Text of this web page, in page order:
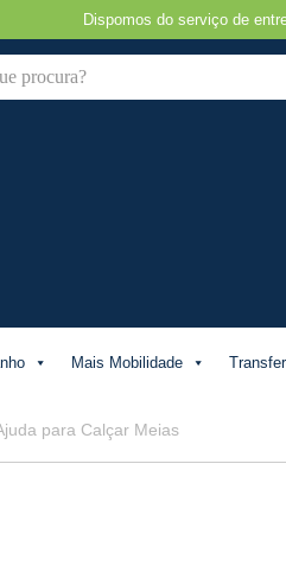
Dispomos do serviço de
Mais Mobilidade
para Calçar Meias